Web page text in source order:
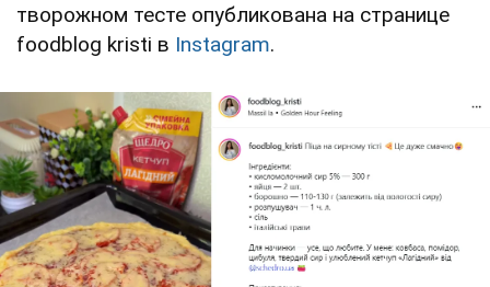
творожном тесте опубликована на странице
foodblog kristi в Instagram.